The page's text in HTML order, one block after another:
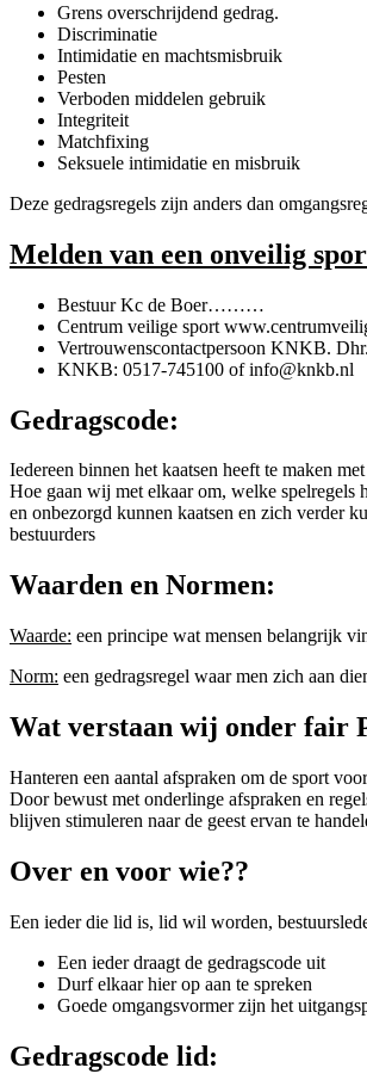
Grens overschrijdend gedrag.
Discriminatie
Intimidatie en machtsmisbruik
Pesten
Verboden middelen gebruik
Integriteit
Matchfixing
Seksuele intimidatie en misbruik
Deze gedragsregels zijn anders dan
Melden van een onveilig
Bestuur Kc de Boer………
Centrum veilige sport
Vertrouwenscontactpersoon KNKB.
KNKB: 0517-745100 of info@knkb.nl
Gedragscode:
Iedereen binnen het kaatsen heeft te maken
Hoe gaan wij met elkaar om, welke spelregels
en onbezorgd kunnen kaatsen en zich verder
bestuurders
Waarden en Normen:
Waarde: een principe wat mensen belangrijk
Norm: een gedragsregel waar men zich aan
Wat verstaan wij onder fair
Hanteren een aantal afspraken om de sport
Door bewust met onderlinge afspraken en
blijven stimuleren naar de geest ervan te
Over en voor wie??
Een ieder die lid is, lid wil worden,
Een ieder draagt de gedragscode uit
Durf elkaar hier op aan te spreken
Goede omgangsvormer zijn het
Gedragscode lid: